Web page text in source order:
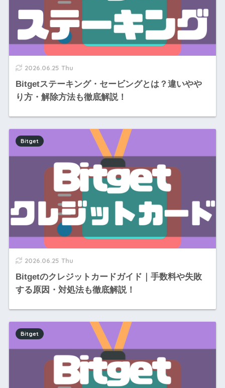
2026.06.25 Thu
Bitgetステーキング・セービングとは？違いやや
り方・解除方法も徹底解説！
2026.06.25 Thu
Bitgetのクレジットカードガイド｜手数料や失敗
する原因・対処法も徹底解説！
Bitget
Bitget